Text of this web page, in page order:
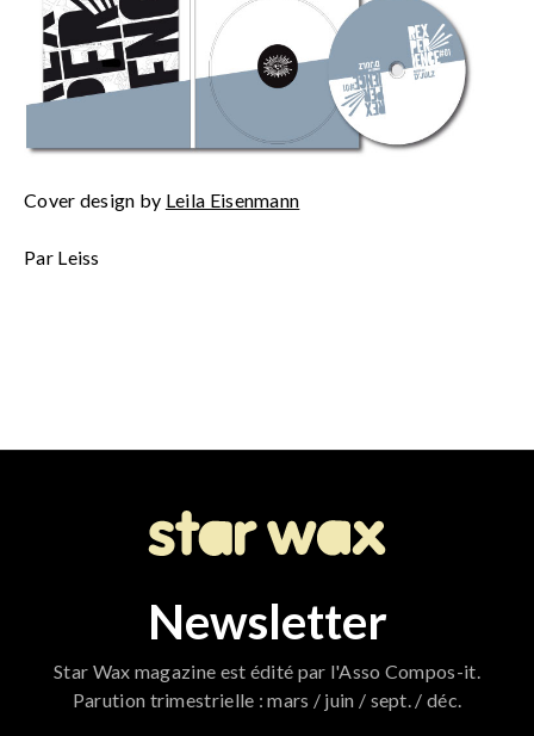
Cover design by Leila Eisenmann
Par Leiss
Newsletter
Star Wax magazine est édité par l'Asso Compos-it.
Parution trimestrielle : mars / juin / sept. / déc.